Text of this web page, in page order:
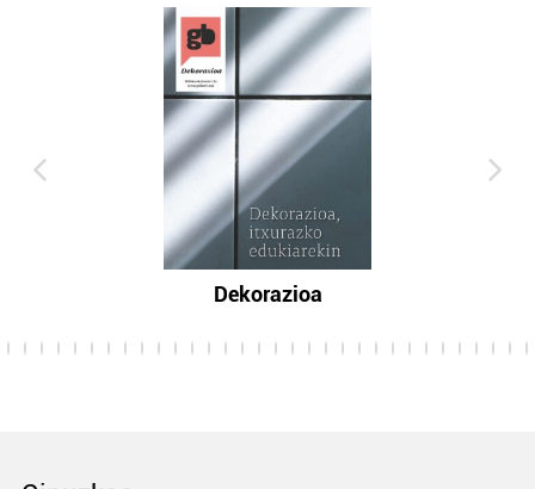
Dekorazioa